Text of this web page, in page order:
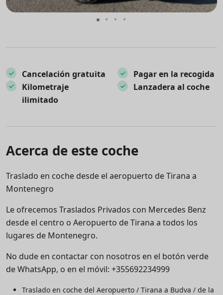
Cancelación gratuita
Pagar en la recogida
Kilometraje
ilimitado
Lanzadera al coche
Acerca de este coche
Traslado en coche desde el aeropuerto de Tirana a
Montenegro
Le ofrecemos Traslados Privados con Mercedes Benz
desde el centro o Aeropuerto de Tirana a todos los
lugares de Montenegro.
No dude en contactar con nosotros en el botón verde
de WhatsApp, o en el móvil: +355692234999
Traslado en coche del Aeropuerto / Tirana a Budva / de la